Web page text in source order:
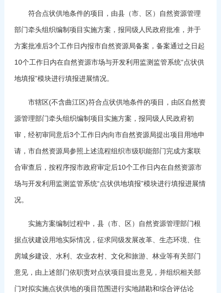
符合点状供地条件的项目，由县（市、区）自然资源管理
部门牵头组织编制项目实施方案，报同级人民政府批准，并于
方案批准后3个工作日内报市自然资源局备案，备案通过之日起
10个工作日内在自然资源市场与开发利用监测监管系统“点状供
地填报”模块进行填报进展情况。
市辖区(不含曲江区)符合点状供地条件的项目，由区自然资
源管理部门牵头组织编制项目实施方案，报同级人民政府初
审，经初审同意后3个工作日内向市自然资源局提出项目用地申
请，市自然资源局参照上述流程组织市级职能部门完成方案联
合审查后，按程序报市政府审定后10个工作日内在自然资源市
场与开发利用监测监管系统“点状供地填报”模块进行填报进展情
况。
实施方案编制过程中，县（市、区）自然资源管理部门根
据点状建设用地实际情况，征求同级发展改革、生态环境、住
房城乡建设、水利、农业农村、文化和旅游、林业等有关部门
意见，由上述部门依职责对点状项目提出意见，并组织相关部
门对拟实施点状供地的项目范围进行实地踏勘和综合评估论